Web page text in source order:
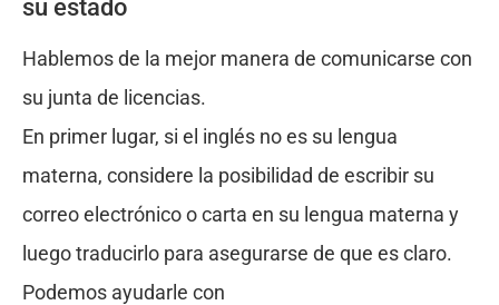
su estado
Hablemos de la mejor manera de comunicarse con
su junta de licencias.
En primer lugar, si el inglés no es su lengua
materna, considere la posibilidad de escribir su
correo electrónico o carta en su lengua materna y
luego traducirlo para asegurarse de que es claro.
Podemos ayudarle con